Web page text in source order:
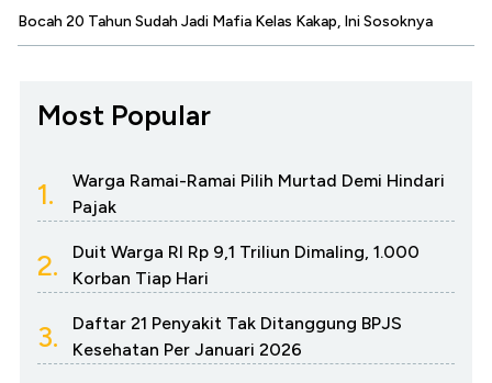
Bocah 20 Tahun Sudah Jadi Mafia Kelas Kakap, Ini Sosoknya
Most Popular
1.
Warga Ramai-Ramai Pilih Murtad Demi Hindari
Pajak
2.
Duit Warga RI Rp 9,1 Triliun Dimaling, 1.000
Korban Tiap Hari
3.
Daftar 21 Penyakit Tak Ditanggung BPJS
Kesehatan Per Januari 2026